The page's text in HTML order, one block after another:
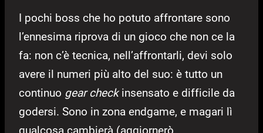
I pochi boss che ho potuto affrontare sono
l’ennesima riprova di un gioco che non ce la
fa: non c’è tecnica, nell’affrontarli, devi solo
avere il numeri più alto del suo: è tutto un
continuo gear checkinsensato e difficile da
godersi. Sono in zona endgame, e magari lì
qualcosa cambierà (aggiornerò